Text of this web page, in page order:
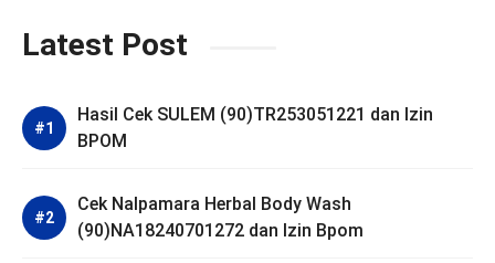
Latest Post
Hasil Cek SULEM (90)TR253051221 dan Izin
BPOM
Cek Nalpamara Herbal Body Wash
(90)NA18240701272 dan Izin Bpom